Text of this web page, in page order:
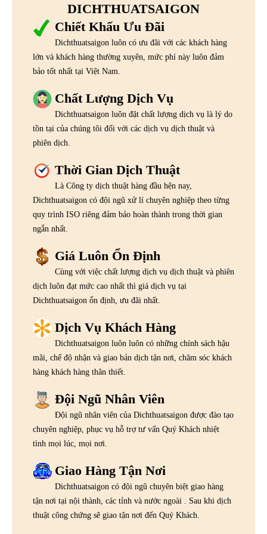
DICHTHUATSAIGON
Chiết Khấu Ưu Đãi
Dichthuatsaigon luôn có ưu đãi với các khách hàng
lớn và khách hàng thường xuyên, mức phí này luôn đảm
bảo tốt nhất tại Việt Nam.
Chất Lượng Dịch Vụ
Dichthuatsaigon luôn đặt chất lượng dịch vụ là lý do
tồn tại của chúng tôi đối với các dịch vụ dịch thuật và
phiên dịch.
Thời Gian Dịch Thuật
Là Công ty dịch thuật hàng đầu hện nay,
Dichthuatsaigon có đội ngũ xử lí chuyên nghiệp theo từng
quy trình ISO riêng đảm bảo hoàn thành trong thời gian
ngắn nhất.
Giá Luôn Ổn Định
Cùng với việc chất lượng dịch vụ dịch thuật và phiên
dịch luôn đạt mức cao nhất thì giá dịch vụ tại
Dichthuatsaigon ổn định, ưu đãi nhất.
Dịch Vụ Khách Hàng
Dichthuatsaigon luôn luôn có những chính sách hậu
mãi, chế độ nhận và giao bản dịch tận nơi, chăm sóc khách
hàng khách hàng thân thiết.
Đội Ngũ Nhân Viên
Đội ngũ nhân viên của Dichthuatsaigon được đào tạo
chuyên nghiệp, phục vụ hỗ trợ tư vấn Quý Khách nhiệt
tình mọi lúc, mọi nơi.
Giao Hàng Tận Nơi
Dichthuatsaigon có đội ngũ chuyên biệt giao hàng
tận nơi tại nội thành, các tỉnh và nước ngoài . Sau khi dịch
thuật công chứng sẽ giao tận nơi đến Quý Khách.